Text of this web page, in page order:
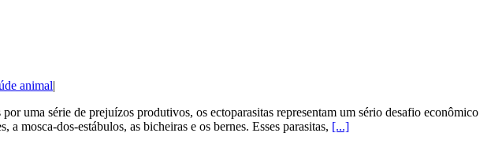
animal|
uma série de prejuízos produtivos, os ectoparasitas representam um sério desafio econômico
mosca-dos-estábulos, as bicheiras e os bernes. Esses parasitas, [...]